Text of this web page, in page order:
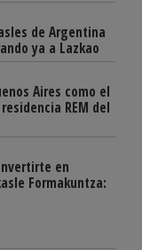
de Argentina
ya a Lazkao
Aires como el
REM del
en
Formakuntza: